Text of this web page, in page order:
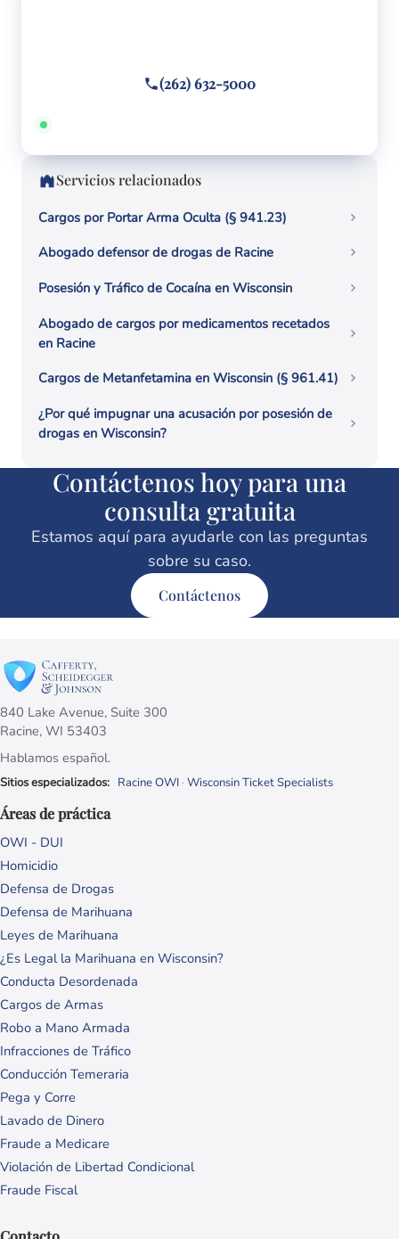
(262) 632-5000
Disponible 24/7 · Hablamos español
Servicios relacionados
Cargos por Portar Arma Oculta (§ 941.23)
Abogado defensor de drogas de Racine
Posesión y Tráfico de Cocaína en Wisconsin
Abogado de cargos por medicamentos recetados
en Racine
Cargos de Metanfetamina en Wisconsin (§ 961.41)
¿Por qué impugnar una acusación por posesión de
drogas en Wisconsin?
Contáctenos hoy para una
consulta gratuita
Estamos aquí para ayudarle con las preguntas
sobre su caso.
Contáctenos
840 Lake Avenue, Suite 300
Racine, WI 53403
Hablamos español.
Sitios especializados: Racine OWI · Wisconsin Ticket Specialists
Áreas de práctica
OWI - DUI
Homicidio
Defensa de Drogas
Defensa de Marihuana
Leyes de Marihuana
¿Es Legal la Marihuana en Wisconsin?
Conducta Desordenada
Cargos de Armas
Robo a Mano Armada
Infracciones de Tráfico
Conducción Temeraria
Pega y Corre
Lavado de Dinero
Fraude a Medicare
Violación de Libertad Condicional
Fraude Fiscal